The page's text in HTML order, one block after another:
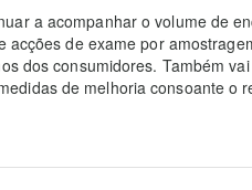
a acompanhar o volume de
de exame por
dos consumidores. Também
de melhoria consoante o